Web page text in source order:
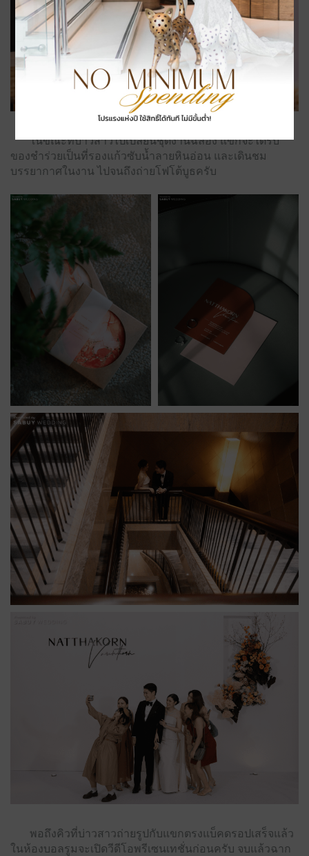
ในขณะที่บ่าวสาวไปเปลี่ยนชุดงานฉลอง แขกจะได้รับ
ของชำร่วยเป็นที่รองแก้วซับน้ำลายหินอ่อน และเดินชม
บรรยากาศในงาน ไปจนถึงถ่ายโฟโต้บูธครับ
พอถึงคิวที่บ่าวสาวถ่ายรูปกับแขกตรงแบ็คดรอปเสร็จแล้ว
ในห้องบอลรูมจะเปิดวีดีโอพรีเซนเทชั่นก่อนครับ จบแล้วฉาก